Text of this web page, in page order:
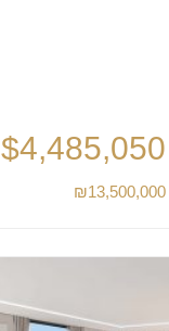
$4,485,050
₪13,500,000